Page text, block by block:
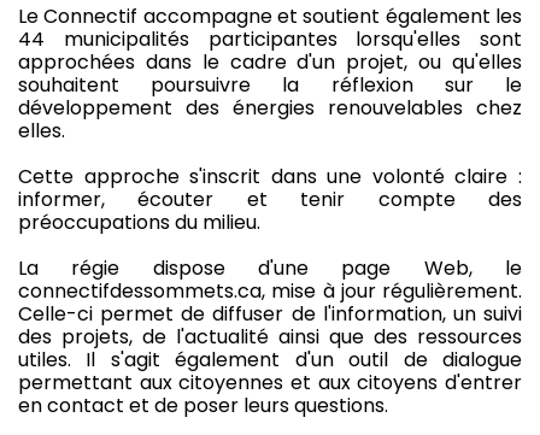
Le Connectif accompagne et soutient également les
44 municipalités participantes lorsqu'elles sont
approchées dans le cadre d'un projet, ou qu'elles
souhaitent poursuivre la réflexion sur le
développement des énergies renouvelables chez
elles.
Cette approche s'inscrit dans une volonté claire :
informer, écouter et tenir compte des
préoccupations du milieu.
La régie dispose d'une page Web, le
connectifdessommets.ca, mise à jour régulièrement.
Celle-ci permet de diffuser de l'information, un suivi
des projets, de l'actualité ainsi que des ressources
utiles. Il s'agit également d'un outil de dialogue
permettant aux citoyennes et aux citoyens d'entrer
en contact et de poser leurs questions.